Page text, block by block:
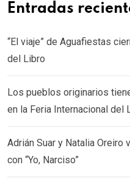
Entradas
“El viaje” de Aguafiestas
del Libro
Los pueblos originarios
en la Feria Internacional del
Adrián Suar y Natalia Oreiro
con “Yo, Narciso”